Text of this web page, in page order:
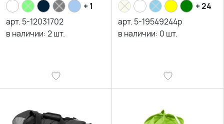
+ 1
арт. 5-12031702
в наличии:2шт.
+ 24
арт. 5-19549244p
в наличии: 0 шт.